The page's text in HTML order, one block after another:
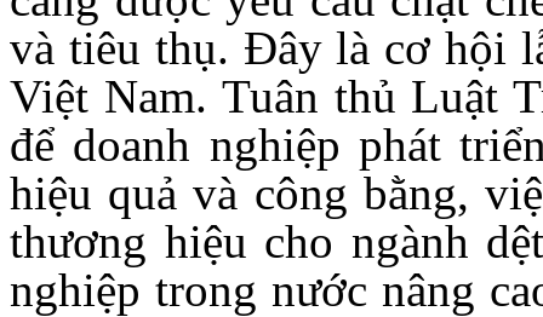
và tiêu thụ. Đây là cơ hội
Việt Nam. Tuân thủ Luật
để doanh nghiệp phát
hiệu quả và công bằng,
thương hiệu cho ngành
nghiệp trong nước nâng